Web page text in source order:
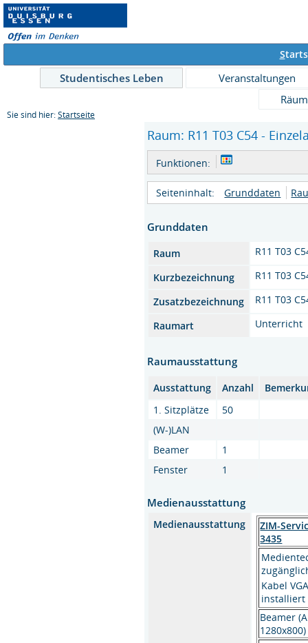
S
Studentisches Leben
Veranstaltungen
Sie sind hier: Startseite
Raum: R11 T03 C54 -
Funktionen:
Seiteninhalt: Grunddaten
Grunddaten
Raum
R11 T03
Kurzbezeichnung
R11 T03
Zusatzbezeichnung
R11 T03
Raumart
Unterricht
Raumausstattung
Ausstattung Anzahl
1. Sitzplätze
50
(W-)LAN
Beamer
1
Fenster
1
Medienausstattung
Medienausstattung
ZIM-
3435
Kabel
installiert
Beamer